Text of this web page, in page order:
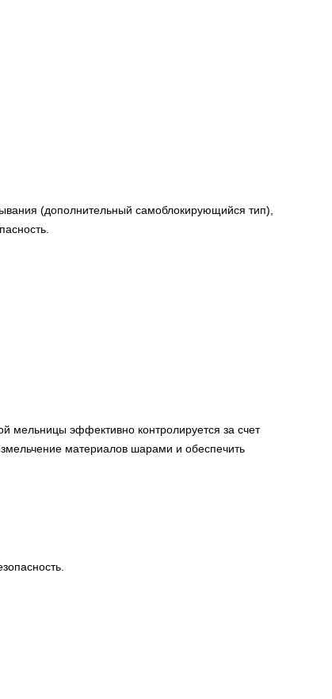
(дополнительный самоблокирующийся тип),
мельницы эффективно контролируется за счет
материалов шарами и обеспечить